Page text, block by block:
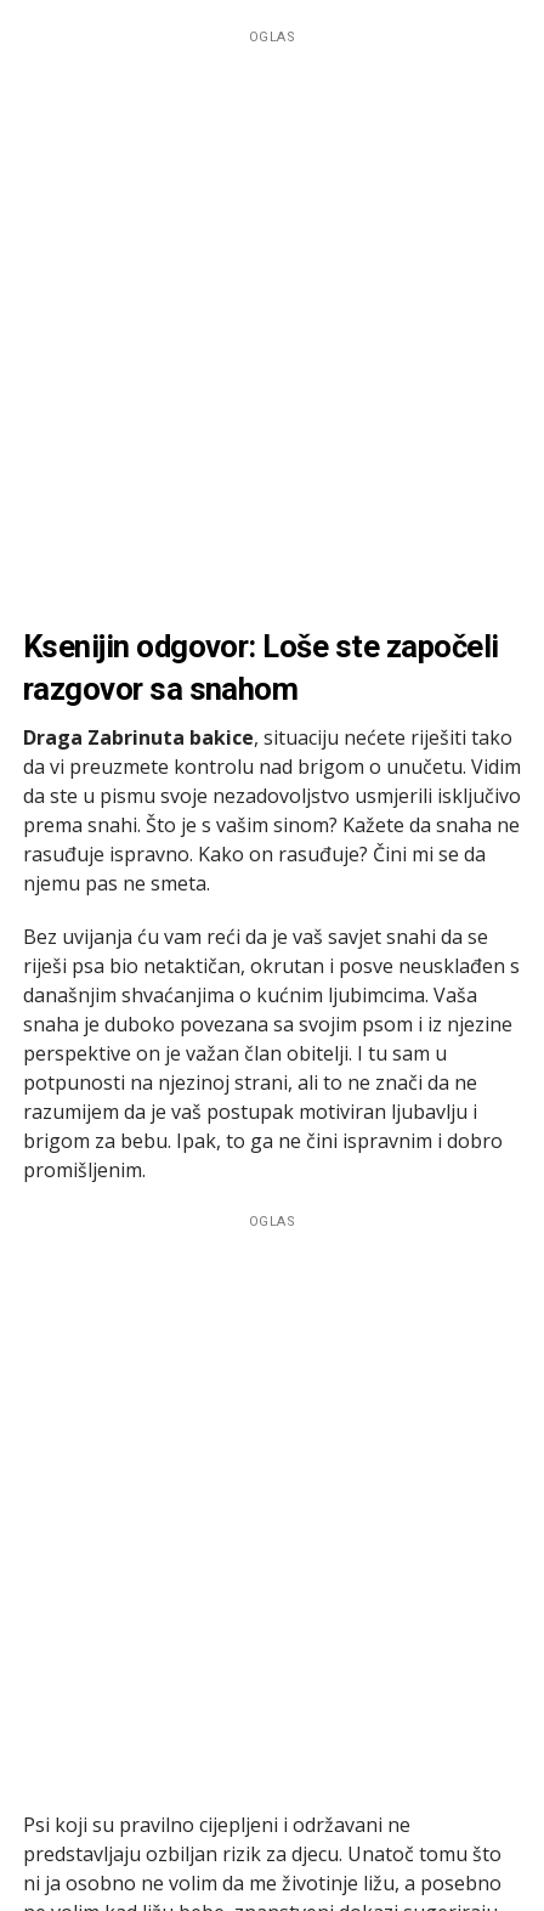
OGLAS
Ksenijin odgovor: Loše ste započeli
razgovor sa snahom
Draga Zabrinuta bakice, situaciju nećete riješiti tako
da vi preuzmete kontrolu nad brigom o unučetu. Vidim
da ste u pismu svoje nezadovoljstvo usmjerili isključivo
prema snahi. Što je s vašim sinom? Kažete da snaha ne
rasuđuje ispravno. Kako on rasuđuje? Čini mi se da
njemu pas ne smeta.
Bez uvijanja ću vam reći da je vaš savjet snahi da se
riješi psa bio netaktičan, okrutan i posve neusklađen s
današnjim shvaćanjima o kućnim ljubimcima. Vaša
snaha je duboko povezana sa svojim psom i iz njezine
perspektive on je važan član obitelji. I tu sam u
potpunosti na njezinoj strani, ali to ne znači da ne
razumijem da je vaš postupak motiviran ljubavlju i
brigom za bebu. Ipak, to ga ne čini ispravnim i dobro
promišljenim.
OGLAS
Psi koji su pravilno cijepljeni i održavani ne
predstavljaju ozbiljan rizik za djecu. Unatoč tomu što
ni ja osobno ne volim da me životinje ližu, a posebno